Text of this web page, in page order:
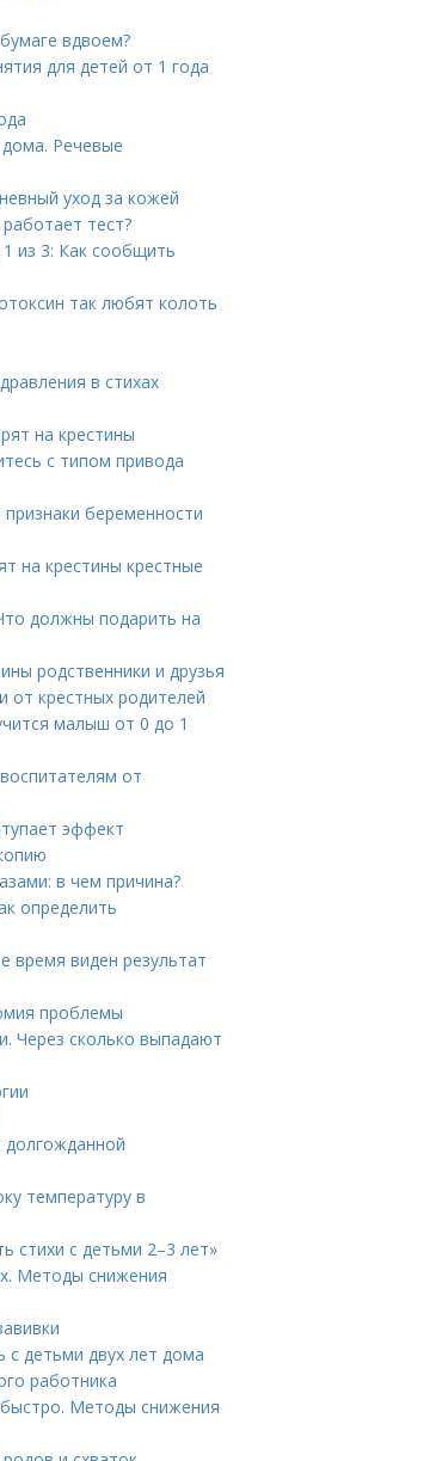
вдвоем?
для детей от 1 года
Речевые
уход за кожей
тест?
из 3: Как сообщить
так любят колоть
в стихах
на крестины
с типом привода
беременности
на крестины крестные
должны подарить на
родственники и друзья
от крестных родителей
малыш от 0 до 1
от
эффект
в чем причина?
определить
время виден результат
проблемы
Через сколько выпадают
температуру в
стихи с детьми 2–3 лет»
Методы снижения
с детьми двух лет дома
работника
Методы снижения